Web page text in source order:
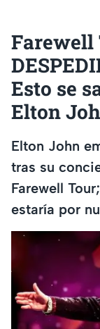
Farewell
Esto se
Elton
Elton John
tras su
Farewell
estaría por